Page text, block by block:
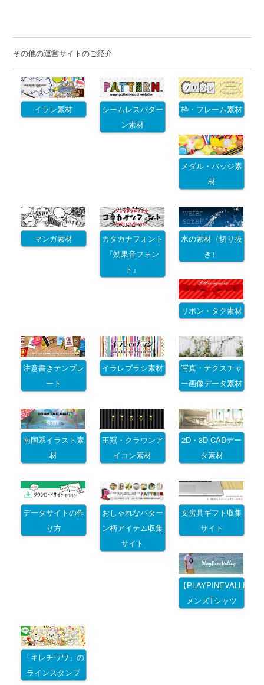
その他の運営サイトのご紹介
イラレ素材
シームレスパター
ン素材
枠・フレーム素材
メダル・バッジ素
材
マンガ素材
カタカナフォント
『効果音フォン
ト』
水の素材（切り抜
き）
リボン・タグ素材
注意書きテンプレ
ート
イラレブラシ素材
写真・テクスチャ
ー画像データ素材
南国系イラスト素
材
王冠・クラウンア
イコン素材
2D・3D CADデー
タ素材
データサイトの作
り方
おしゃれなパター
ン柄アイテム収集
サイト
文房具ギフト収集
サイト
【PLAYPINEVALLEY
メンズTシャツ
「キレチワワ」の
ラインスタンプ